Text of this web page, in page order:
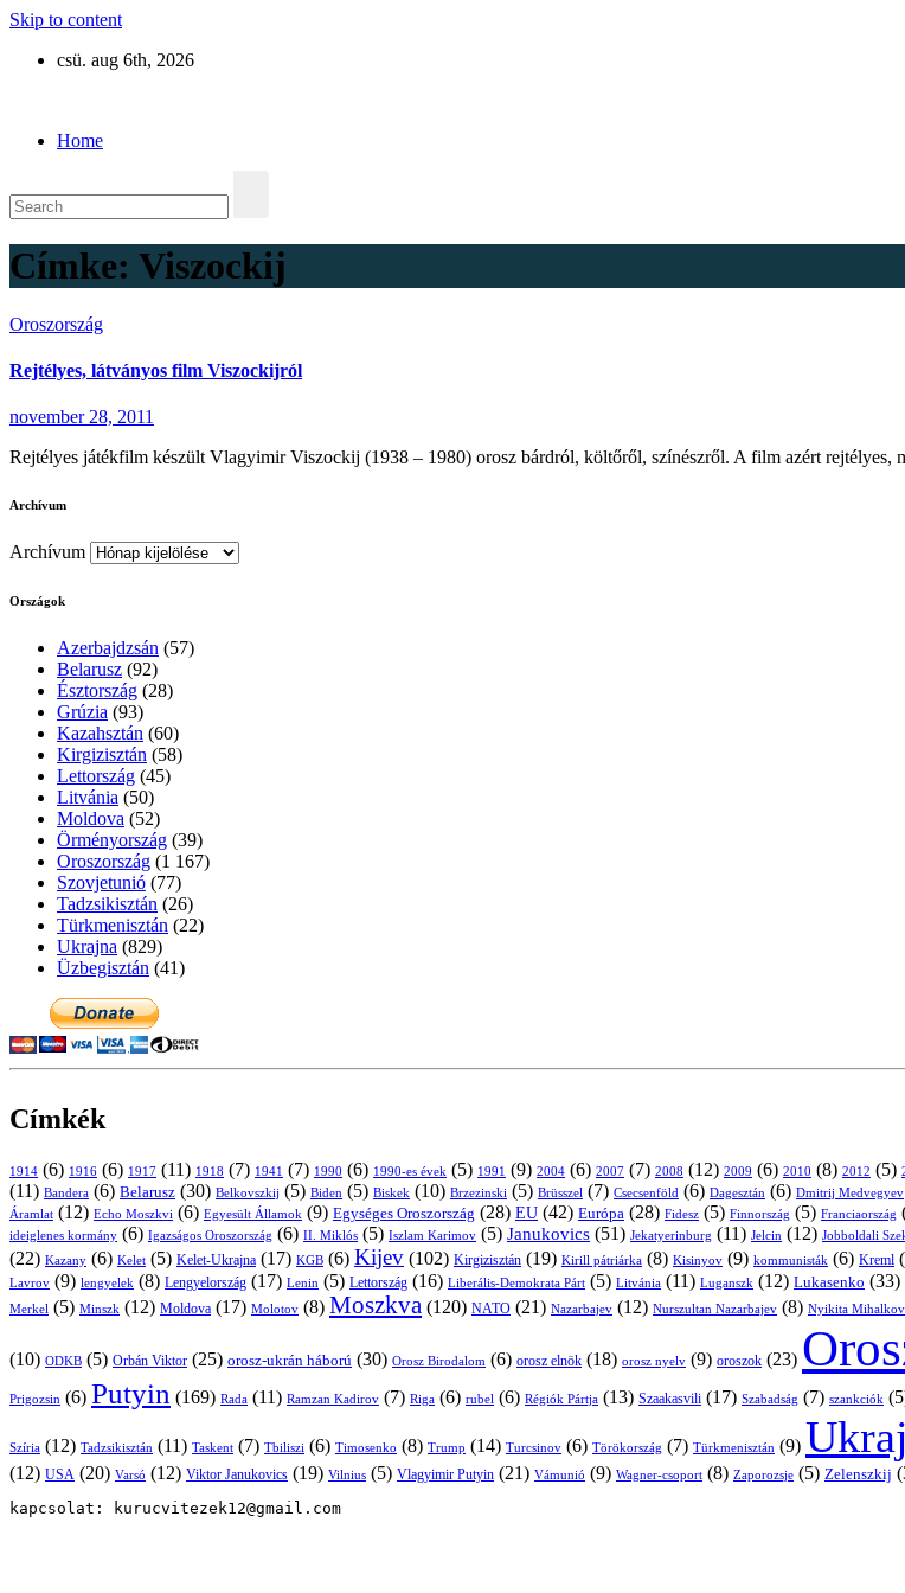
Skip to content
csü. aug 6th, 2026
Home
Címke: Viszockij
Oroszország
Rejtélyes, látványos film Viszockijról
november 28, 2011
Rejtélyes játékfilm készült Vlagyimir Viszockij (1938 – 1980) orosz bárdról, költőről, színészről. A film azért
Archívum
Archívum
Országok
Azerbajdzsán (57)
Belarusz (92)
Észtország (28)
Grúzia (93)
Kazahsztán (60)
Kirgizisztán (58)
Lettország (45)
Litvánia (50)
Moldova (52)
Örményország (39)
Oroszország (1 167)
Szovjetunió (77)
Tadzsikisztán (26)
Türkmenisztán (22)
Ukrajna (829)
Üzbegisztán (41)
Címkék
1914 (6) 1916 (6) 1917 (11) 1918 (7) 1941 (7) 1990 (6) 1990-es évek (5) 1991 (9) 2004 (6) 2007 (7) 2008 (12) 2009 (6) 2010 (8) 2012 (5)
(11) Bandera (6) Belarusz (30) Belkovszkij (5) Biden (5) Biskek (10) Brzezinski (5) Brüsszel (7) Csecsenföld (6) Dagesztán (6) Dmitrij Medvegyev
Áramlat (12) Echo Moszkvi (6) Egyesült Államok (9) Egységes Oroszország (28) EU (42) Európa (28) Fidesz (5) Finnország (5) Franciaország
ideiglenes kormány (6) Igazságos Oroszország (6) II. Miklós (5) Iszlam Karimov (5) Janukovics (51) Jekatyerinburg (11) Jelcin (12) Jobboldali
(22) Kazany (6) Kelet (5) Kelet-Ukrajna (17) KGB (6) Kijev (102) Kirgizisztán (19) Kirill pátriárka (8) Kisinyov (9) kommunisták (6) Kreml
Lavrov (9) lengyelek (8) Lengyelország (17) Lenin (5) Lettország (16) Liberális-Demokrata Párt (5) Litvánia (11) Luganszk (12) Lukasenko (33)
Merkel (5) Minszk (12) Moldova (17) Molotov (8) Moszkva (120) NATO (21) Nazarbajev (12) Nurszultan Nazarbajev (8) Nyikita Mihalkov
(10) ODKB (5) Orbán Viktor (25) orosz-ukrán háború (30) Orosz Birodalom (6) orosz elnök (18) orosz nyelv (9) oroszok (23)
Prigozsin (6) Putyin (169) Rada (11) Ramzan Kadirov (7) Riga (6) rubel (6) Régiók Pártja (13) Szaakasvili (17) Szabadság (7) szankciók
Szíria (12) Tadzsikisztán (11) Taskent (7) Tbiliszi (6) Timosenko (8) Trump (14) Turcsinov (6) Törökország (7) Türkmenisztán (9)
(12) USA (20) Varsó (12) Viktor Janukovics (19) Vilnius (5) Vlagyimir Putyin (21) Vámunió (9) Wagner-csoport (8) Zaporozsje (5) Zelenszkij
kapcsolat: kurucvitezek12@gmail.com